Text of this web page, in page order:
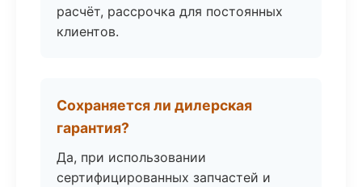
расчёт, рассрочка для постоянных
клиентов.
Сохраняется ли дилерская
гарантия?
Да, при использовании
сертифицированных запчастей и